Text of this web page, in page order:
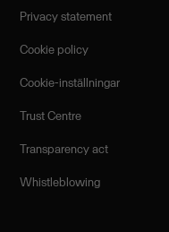
Privacy statement
Cookie policy
Cookie-inställningar
Trust Centre
Transparency act
Whistleblowing